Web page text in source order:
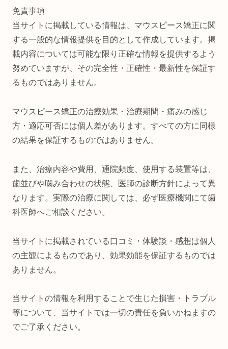
免責事項
当サイトに掲載している情報は、マウスピース矯正に関
する一般的な情報提供を目的として作成しています。掲
載内容については可能な限り正確な情報を提供するよう
努めていますが、その完全性・正確性・最新性を保証す
るものではありません。
マウスピース矯正の治療効果・治療期間・痛みの感じ
方・適応可否には個人差があります。すべての方に同様
の結果を保証するものではありません。
また、治療内容や費用、通院頻度、使用する装置等は、
歯並びや噛み合わせの状態、医師の診断方針によって異
なります。実際の治療に関しては、必ず医療機関にて歯
科医師へご相談ください。
当サイトに掲載されている口コミ・体験談・感想は個人
の主観によるものであり、効果効能を保証するものでは
ありません。
当サイトの情報を利用することで生じた損害・トラブル
等について、当サイトでは一切の責任を負いかねますの
でご了承ください。